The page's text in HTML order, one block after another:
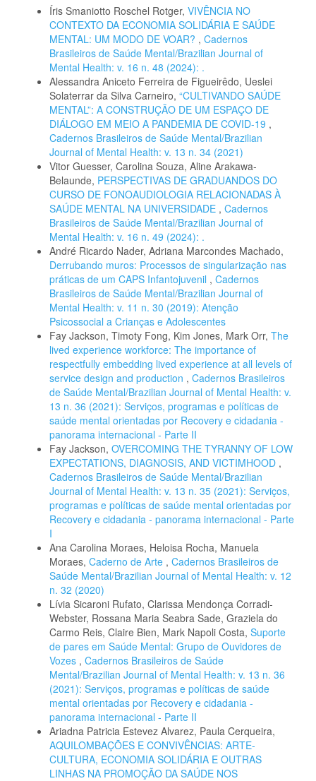
Íris Smaniotto Roschel Rotger, VIVÊNCIA NO
CONTEXTO DA ECONOMIA SOLIDÁRIA E SAÚDE
MENTAL: UM MODO DE VOAR? , Cadernos
Brasileiros de Saúde Mental/Brazilian Journal of
Mental Health: v. 16 n. 48 (2024): .
Alessandra Aniceto Ferreira de Figueirêdo, Ueslei
Solaterrar da Silva Carneiro, “CULTIVANDO SAÚDE
MENTAL”: A CONSTRUÇÃO DE UM ESPAÇO DE
DIÁLOGO EM MEIO A PANDEMIA DE COVID-19 ,
Cadernos Brasileiros de Saúde Mental/Brazilian
Journal of Mental Health: v. 13 n. 34 (2021)
Vitor Guesser, Carolina Souza, Aline Arakawa-
Belaunde, PERSPECTIVAS DE GRADUANDOS DO
CURSO DE FONOAUDIOLOGIA RELACIONADAS À
SAÚDE MENTAL NA UNIVERSIDADE , Cadernos
Brasileiros de Saúde Mental/Brazilian Journal of
Mental Health: v. 16 n. 49 (2024): .
André Ricardo Nader, Adriana Marcondes Machado,
Derrubando muros: Processos de singularização nas
práticas de um CAPS Infantojuvenil , Cadernos
Brasileiros de Saúde Mental/Brazilian Journal of
Mental Health: v. 11 n. 30 (2019): Atenção
Psicossocial a Crianças e Adolescentes
Fay Jackson, Timoty Fong, Kim Jones, Mark Orr, The
lived experience workforce: The importance of
respectfully embedding lived experience at all levels of
service design and production , Cadernos Brasileiros
de Saúde Mental/Brazilian Journal of Mental Health: v.
13 n. 36 (2021): Serviços, programas e políticas de
saúde mental orientadas por Recovery e cidadania -
panorama internacional - Parte II
Fay Jackson, OVERCOMING THE TYRANNY OF LOW
EXPECTATIONS, DIAGNOSIS, AND VICTIMHOOD ,
Cadernos Brasileiros de Saúde Mental/Brazilian
Journal of Mental Health: v. 13 n. 35 (2021): Serviços,
programas e políticas de saúde mental orientadas por
Recovery e cidadania - panorama internacional - Parte
I
Ana Carolina Moraes, Heloisa Rocha, Manuela
Moraes, Caderno de Arte , Cadernos Brasileiros de
Saúde Mental/Brazilian Journal of Mental Health: v. 12
n. 32 (2020)
Lívia Sicaroni Rufato, Clarissa Mendonça Corradi-
Webster, Rossana Maria Seabra Sade, Graziela do
Carmo Reis, Claire Bien, Mark Napoli Costa, Suporte
de pares em Saúde Mental: Grupo de Ouvidores de
Vozes , Cadernos Brasileiros de Saúde
Mental/Brazilian Journal of Mental Health: v. 13 n. 36
(2021): Serviços, programas e políticas de saúde
mental orientadas por Recovery e cidadania -
panorama internacional - Parte II
Ariadna Patricia Estevez Alvarez, Paula Cerqueira,
AQUILOMBAÇÕES E CONVIVÊNCIAS: ARTE-
CULTURA, ECONOMIA SOLIDÁRIA E OUTRAS
LINHAS NA PROMOÇÃO DA SAÚDE NOS